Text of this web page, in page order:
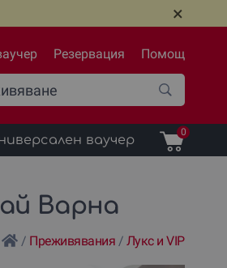
×
Резервация Помощ
ваучер
0
Варна
/ Преживявания / Лукс и VIP